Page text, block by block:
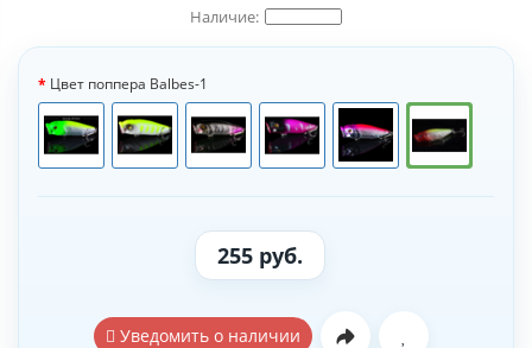
Цвет поппера Balbes-1
255 руб.
Уведомить о наличии